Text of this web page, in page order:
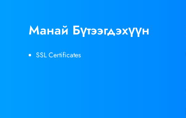
Манай Бүтээгдэхүүн
SSL Certificates